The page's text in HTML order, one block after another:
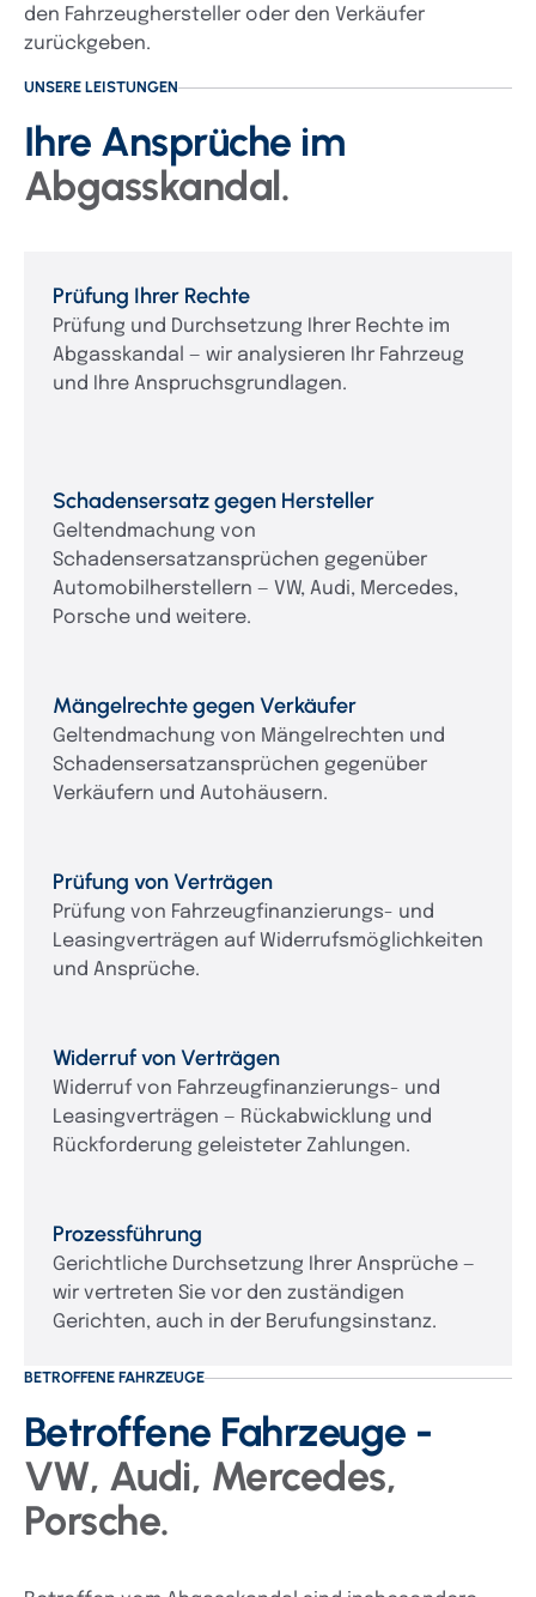
den Fahrzeughersteller oder den Verkäufer
zurückgeben.
UNSERE LEISTUNGEN
Ihre Ansprüche im
Abgasskandal.
Prüfung Ihrer Rechte
Prüfung und Durchsetzung Ihrer Rechte im
Abgasskandal — wir analysieren Ihr Fahrzeug
und Ihre Anspruchsgrundlagen.
Schadensersatz gegen Hersteller
Geltendmachung von
Schadensersatzansprüchen gegenüber
Automobilherstellern — VW, Audi, Mercedes,
Porsche und weitere.
Mängelrechte gegen Verkäufer
Geltendmachung von Mängelrechten und
Schadensersatzansprüchen gegenüber
Verkäufern und Autohäusern.
Prüfung von Verträgen
Prüfung von Fahrzeugfinanzierungs- und
Leasingverträgen auf Widerrufsmöglichkeiten
und Ansprüche.
Widerruf von Verträgen
Widerruf von Fahrzeugfinanzierungs- und
Leasingverträgen — Rückabwicklung und
Rückforderung geleisteter Zahlungen.
Prozessführung
Gerichtliche Durchsetzung Ihrer Ansprüche —
wir vertreten Sie vor den zuständigen
Gerichten, auch in der Berufungsinstanz.
BETROFFENE FAHRZEUGE
Betroffene Fahrzeuge -
VW, Audi, Mercedes,
Porsche.